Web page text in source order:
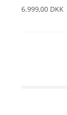
6.999,00 DKK